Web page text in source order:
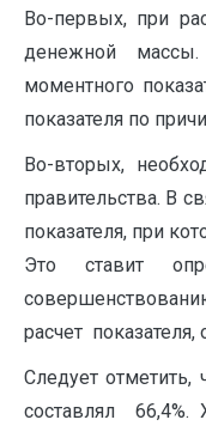
Во-первых, при
денежной
моментного
показателя по
Во-вторых,
правительства. В
показателя, при
Это ставит
расчет
Следует
составлял 66,4%.